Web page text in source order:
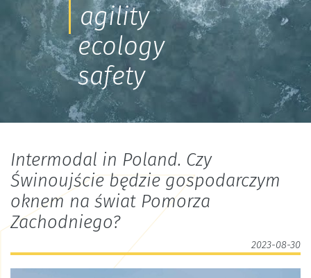
agility
ecology
safety
Intermodal in Poland. Czy
Świnoujście będzie gospodarczym
oknem na świat Pomorza
Zachodniego?
2023-08-30